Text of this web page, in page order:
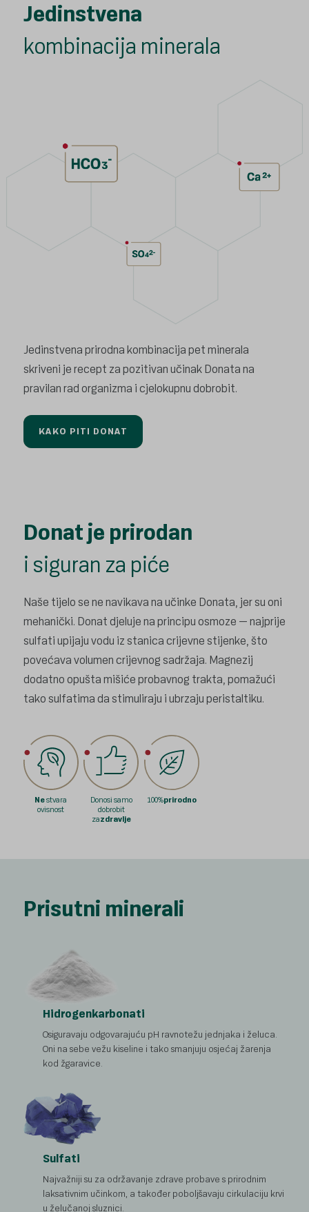
Jedinstvena
kombinacija minerala
Jedinstvena prirodna kombinacija pet minerala
skriveni je recept za pozitivan učinak Donata na
pravilan rad organizma i cjelokupnu dobrobit.
KAKO PITI DONAT
Donat je prirodan
i siguran za piće
Naše tijelo se ne navikava na učinke Donata, jer su oni
mehanički. Donat djeluje na principu osmoze – najprije
sulfati upijaju vodu iz stanica crijevne stijenke, što
povećava volumen crijevnog sadržaja. Magnezij
dodatno opušta mišiće probavnog trakta, pomažući
tako sulfatima da stimuliraju i ubrzaju peristaltiku.
Nestvara
ovisnost
Donosi samo
dobrobit
zazdravlje
100%prirodno
Prisutni minerali
Hidrogenkarbonati
Osiguravaju odgovarajuću pH ravnotežu jednjaka i želuca.
Oni na sebe vežu kiseline i tako smanjuju osjećaj žarenja
kod žgaravice.
Sulfati
Najvažniji su za održavanje zdrave probave s prirodnim
laksativnim učinkom, a također poboljšavaju cirkulaciju krvi
u želučanoj sluznici.